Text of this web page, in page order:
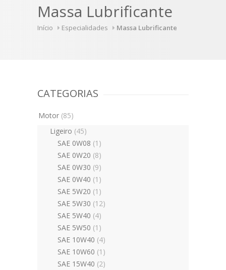
Massa Lubrificante
Início Especialidades Massa Lubrificante
CATEGORIAS
Motor (85)
Ligeiro (45)
SAE 0W08 (1)
SAE 0W20 (8)
SAE 0W30 (9)
SAE 0W40 (1)
SAE 5W20 (1)
SAE 5W30 (12)
SAE 5W40 (4)
SAE 5W50 (1)
SAE 10W40 (4)
SAE 10W60 (1)
SAE 15W40 (2)